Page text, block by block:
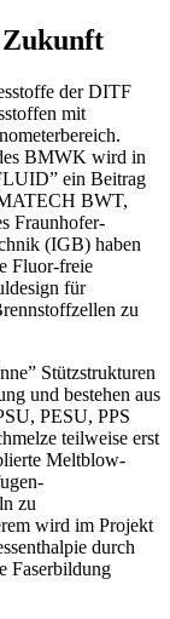
Zukunft
der DITF
mit
BMWK wird in
ein Beitrag
BWT,
Fraunhofer-
(IGB) haben
Fluor-freie
für
zu
Stützstrukturen
und bestehen aus
PESU, PPS
teilweise erst
Meltblow-
zu
wird im Projekt
durch
Faserbildung